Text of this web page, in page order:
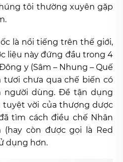
tôi thường xuyên gặp
là nổi tiếng trên thế giới,
liệu này đứng đầu trong 4
y (Sâm – Nhung – Quế
tươi chưa qua chế biến có
người dùng. Để tận dụng
vời của thượng dược
tìm cách điều chế Nhân
còn được gọi là Red
dụng hơn.